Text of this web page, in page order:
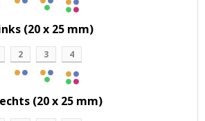
(20 x 25 mm)
2 3 4
(20 x 25 mm)